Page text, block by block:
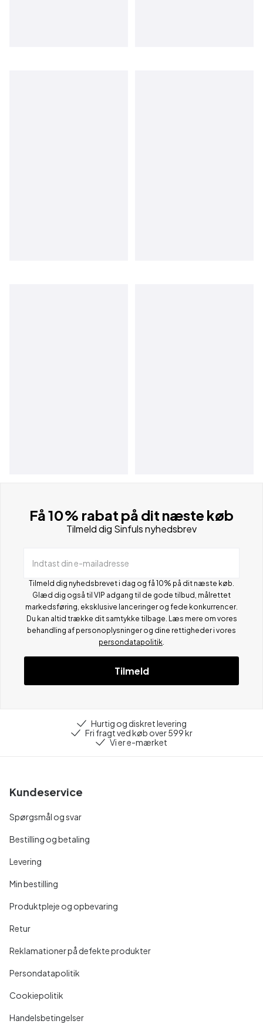
Få 10% rabat på dit næste køb
Tilmeld dig Sinfuls nyhedsbrev
Indtast din e-mailadresse
Tilmeld dig nyhedsbrevet i dag og få 10% på dit næste køb.
Glæd dig også til VIP adgang til de gode tilbud, målrettet
markedsføring, eksklusive lanceringer og fede konkurrencer.
Du kan altid trække dit samtykke tilbage. Læs mere om vores
behandling af personoplysninger og dine rettigheder i vores
persondatapolitik.
Tilmeld
Hurtig og diskret levering
Fri fragt ved køb over 599 kr
Vi er e-mærket
Kundeservice
Spørgsmål og svar
Bestilling og betaling
Levering
Min bestilling
Produktpleje og opbevaring
Retur
Reklamationer på defekte produkter
Persondatapolitik
Cookiepolitik
Handelsbetingelser